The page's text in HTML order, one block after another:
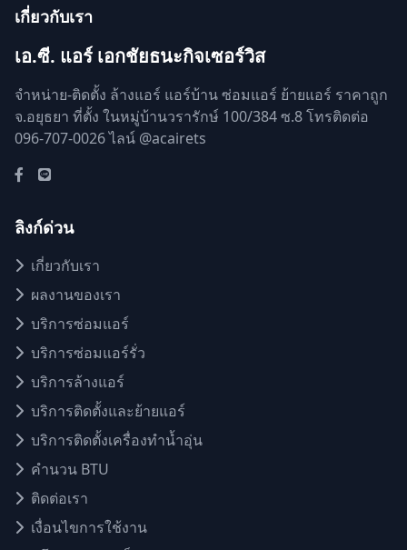
เกี่ยวกับเรา
เอ.ซี. แอร์ เอกชัยธนะกิจเซอร์วิส
จำหน่าย-ติดตั้ง ล้างแอร์ แอร์บ้าน ซ่อมแอร์ ย้ายแอร์ ราคาถูก
จ.อยุธยา ที่ตั้ง ในหมู่บ้านวรารักษ์ 100/384 ซ.8 โทรติดต่อ
096-707-0026 ไลน์ @acairets
ลิงก์ด่วน
เกี่ยวกับเรา
ผลงานของเรา
บริการซ่อมแอร์
บริการซ่อมแอร์รั่ว
บริการล้างแอร์
บริการติดตั้งและย้ายแอร์
บริการติดตั้งเครื่องทำน้ำอุ่น
คำนวน BTU
ติดต่อเรา
เงื่อนไขการใช้งาน